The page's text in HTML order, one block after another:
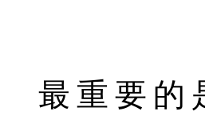
最重要的